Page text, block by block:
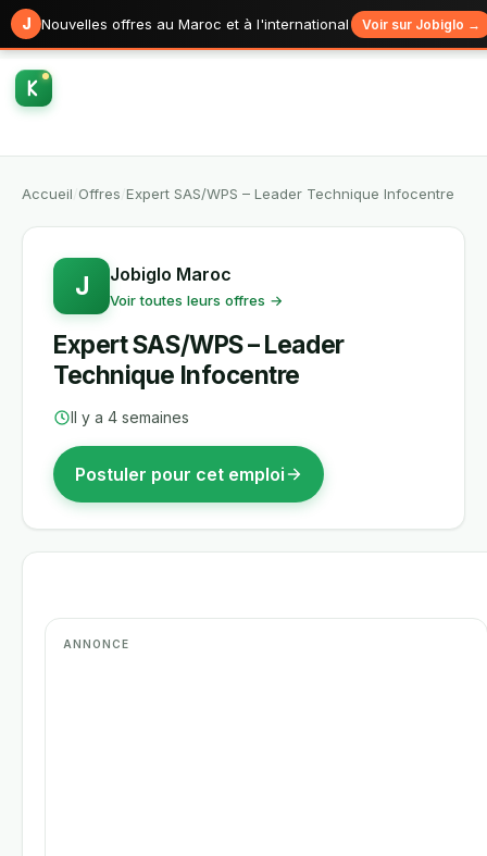
J Nouvelles offres au Maroc et à l'international Voir sur Jobiglo →
Accueil Offres Expert SAS/WPS – Leader Technique Infocentre
J Jobiglo Maroc
Voir toutes leurs offres →
Expert SAS/WPS – Leader
Technique Infocentre
Il y a 4 semaines
Postuler pour cet emploi